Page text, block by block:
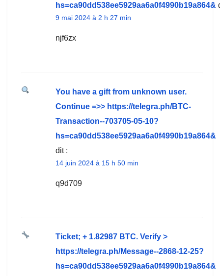
hs=ca90dd538ee5929aa6a0f4990b19a864&
9 mai 2024 à 2 h 27 min
njf6zx
You have a gift from unknown user.
Continue =>> https://telegra.ph/BTC-
Transaction--703705-05-10?
hs=ca90dd538ee5929aa6a0f4990b19a864&
dit :
14 juin 2024 à 15 h 50 min
q9d709
Ticket; + 1.82987 BTC. Verify >
https://telegra.ph/Message--2868-12-25?
hs=ca90dd538ee5929aa6a0f4990b19a864&